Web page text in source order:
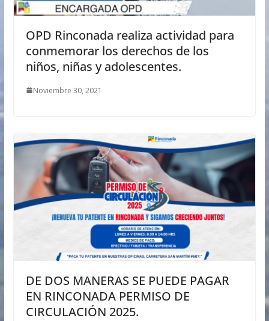
OPD Rinconada realiza actividad para
conmemorar los derechos de los
niños, niñas y adolescentes.
Noviembre 30, 2021
DE DOS MANERAS SE PUEDE PAGAR
EN RINCONADA PERMISO DE
CIRCULACIÓN 2025.